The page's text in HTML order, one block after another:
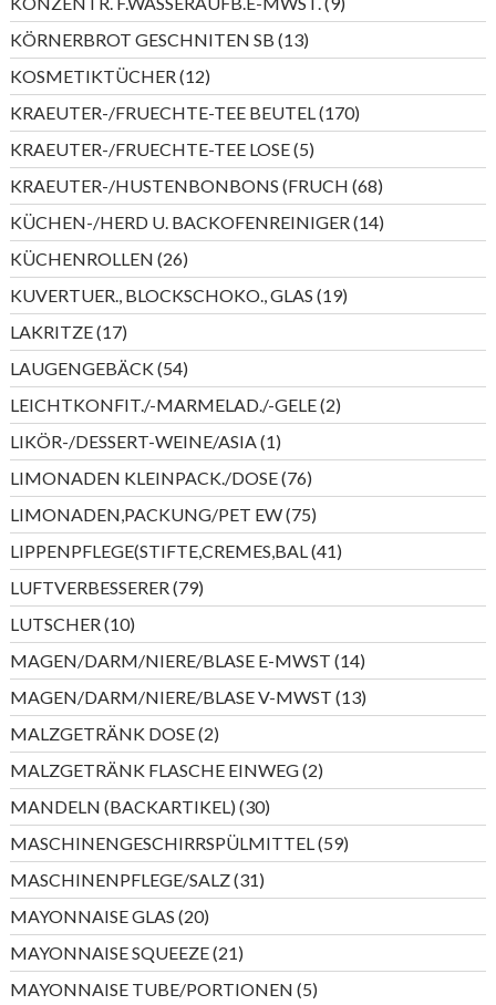
Produkte
KÖRNERBROT GESCHNITEN SB 1313
Produkte
KOSMETIKTÜCHER 1212
Produkte
KRAEUTER-/FRUECHTE-TEE BEUTEL 170170
Produkte
KRAEUTER-/FRUECHTE-TEE LOSE 55
Produkte
KRAEUTER-/HUSTENBONBONS (FRUCH 6868
Produkte
KÜCHEN-/HERD U. BACKOFENREINIGER 1414
Produkte
KÜCHENROLLEN 2626
Produkte
KUVERTUER., BLOCKSCHOKO., GLAS 1919
Produkte
LAKRITZE 1717
Produkte
LAUGENGEBÄCK 5454
Produkte
LEICHTKONFIT./-MARMELAD./-GELE 22
Produkte
LIKÖR-/DESSERT-WEINE/ASIA 11
Produkt
LIMONADEN KLEINPACK./DOSE 7676
Produkte
LIMONADEN,PACKUNG/PET EW 7575
Produkte
LIPPENPFLEGE(STIFTE,CREMES,BAL 4141
Produkte
LUFTVERBESSERER 7979
Produkte
LUTSCHER 1010
Produkte
MAGEN/DARM/NIERE/BLASE E-MWST 1414
Produkte
MAGEN/DARM/NIERE/BLASE V-MWST 1313
Produkte
MALZGETRÄNK DOSE 22
Produkte
MALZGETRÄNK FLASCHE EINWEG 22
Produkte
MANDELN (BACKARTIKEL) 3030
Produkte
MASCHINENGESCHIRRSPÜLMITTEL 5959
Produkte
MASCHINENPFLEGE/SALZ 3131
Produkte
MAYONNAISE GLAS 2020
Produkte
MAYONNAISE SQUEEZE 2121
Produkte
MAYONNAISE TUBE/PORTIONEN 55